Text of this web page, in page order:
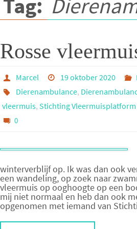
Tag:
Rosse
Marcel 19 oktober 2020
Dierenambulance,
vleermuis, Stichting
0
winterverblijf op. Ik was dan ook
een wandeling, op zoek naar
vleermuis op ooghoogte op een
mij niet normaal en heb dan ook
opgenomen met iemand van